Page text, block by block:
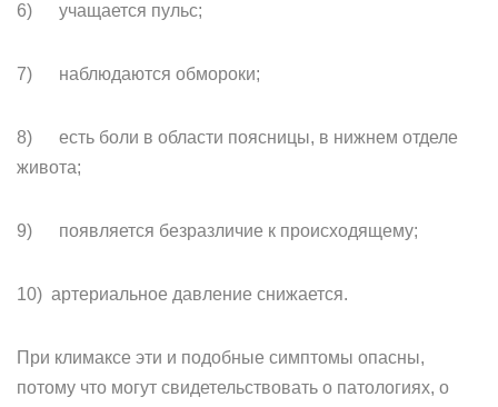
6) учащается пульс;
7) наблюдаются обмороки;
8) есть боли в области поясницы, в нижнем отделе
живота;
9) появляется безразличие к происходящему;
10) артериальное давление снижается.
При климаксе эти и подобные симптомы опасны,
потому что могут свидетельствовать о патологиях, о